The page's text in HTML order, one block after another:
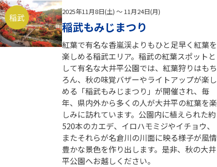
稲武
2025年11月8日(土) ～ 11月24日(月)
稲武もみじまつり
紅葉で有名な香嵐渓よりもひと足早く紅葉を
楽しめる稲武エリア。稲武の紅葉スポットと
して有名な大井平公園では、紅葉狩りはもち
ろん、秋の味覚バザーやライトアップが楽し
める「稲武もみじまつり」が開催され、毎
年、県内外から多くの人が大井平の紅葉を楽
しみに訪れています。公園内に植えられた約
520本のカエデ、イロハモミジやイチョウ、
またそれらが名倉川の川面に映る様子が風情
豊かな景色を作り出します。是非、秋の大井
平公園へお越しください。